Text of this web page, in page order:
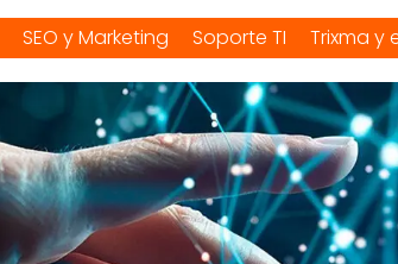
SEO y Marketing Soporte TI Trixma y